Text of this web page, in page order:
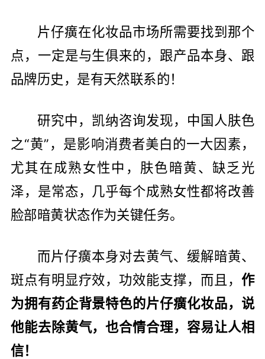
片仔癀在化妆品市场所需要找到那个
点，一定是与生俱来的，跟产品本身、跟
品牌历史，是有天然联系的！
研究中，凯纳咨询发现，中国人肤色
之“黄”，是影响消费者美白的一大因素，
尤其在成熟女性中，肤色暗黄、缺乏光
泽，是常态，几乎每个成熟女性都将改善
脸部暗黄状态作为关键任务。
而片仔癀本身对去黄气、缓解暗黄、
斑点有明显疗效，功效能支撑，而且， 作
为拥有药企背景特色的片仔癀化妆品，说
他能去除黄气，也合情合理，容易让人相
信！